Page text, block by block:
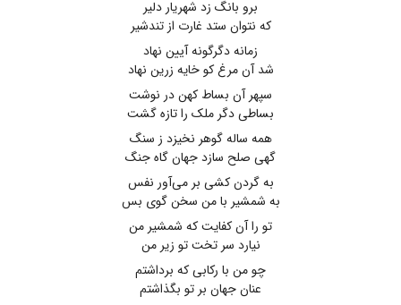
برو بانگ زد شهریار دلیر
که نتوان ستد غارت از تندشیر
زمانه دگرگونه آیین نهاد
شد آن مرغ کو خایه زرین نهاد
سپهر آن بساط کهن در نوشت
بساطی دگر ملک را تازه گشت
همه ساله گوهر نخیزد ز سنگ
گهی صلح سازد جهان گاه جنگ
به گردن کشی بر می‌آور نفس
به شمشیر با من سخن گوی بس
تو را آن کفایت که شمشیر من
نیارد سر تخت تو زیر من
چو من با رکابی که برداشتم
عنان جهان بر تو بگذاشتم